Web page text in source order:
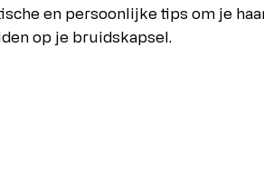
en persoonlijke tips om je
op je bruidskapsel.